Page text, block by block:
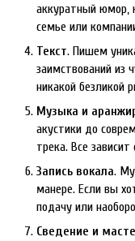
аккуратный юмор,
семье или
Текст. Пишем
заимствований из
никакой безликой
Музыка и
акустики до
трека. Все
Запись вокала.
манере. Если вы
подачу или
Сведение и